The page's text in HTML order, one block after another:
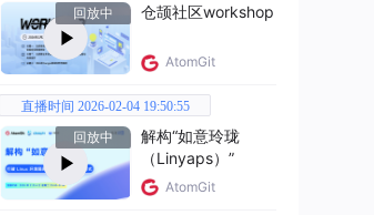
回放中
仓颉社区workshop
AtomGit
直播时间 2026-02-04 19:50:55
回放中
解构“如意玲珑
（Linyaps）”
AtomGit